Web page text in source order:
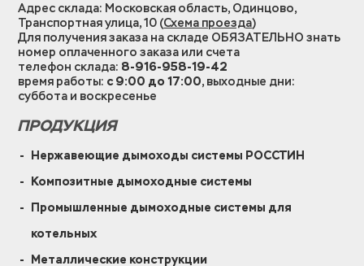
Адрес склада: Московская область, Одинцово,
Транспортная улица, 10 (Схема проезда)
Для получения заказа на складе ОБЯЗАТЕЛЬНО знать
номер оплаченного заказа или счета
телефон склада: 8-916-958-19-42
время работы: с 9:00 до 17:00, выходные дни:
суббота и воскресенье
ПРОДУКЦИЯ
Нержавеющие дымоходы системы РОССТИН
Композитные дымоходные системы
Промышленные дымоходные системы для
котельных
Металлические конструкции